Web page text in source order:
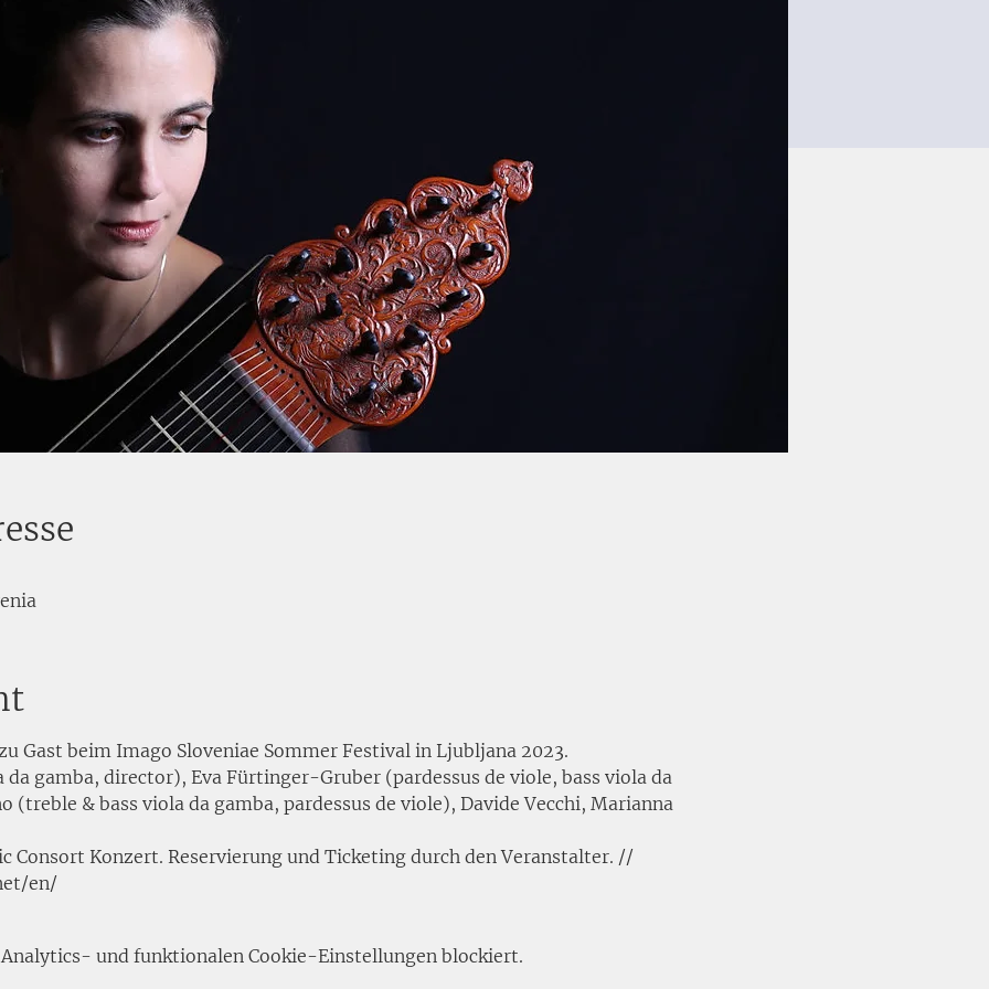
Gast beim Imago Sloveniae Sommer Festival in Ljubljana 2023.
da gamba, director), Eva Fürtinger-Gruber (pardessus de viole, bass viola da
(treble & bass viola da gamba, pardessus de viole), Davide Vecchi, Marianna
Consort Konzert. Reservierung und Ticketing durch den Veranstalter. //
en/
und funktionalen Cookie-Einstellungen blockiert.